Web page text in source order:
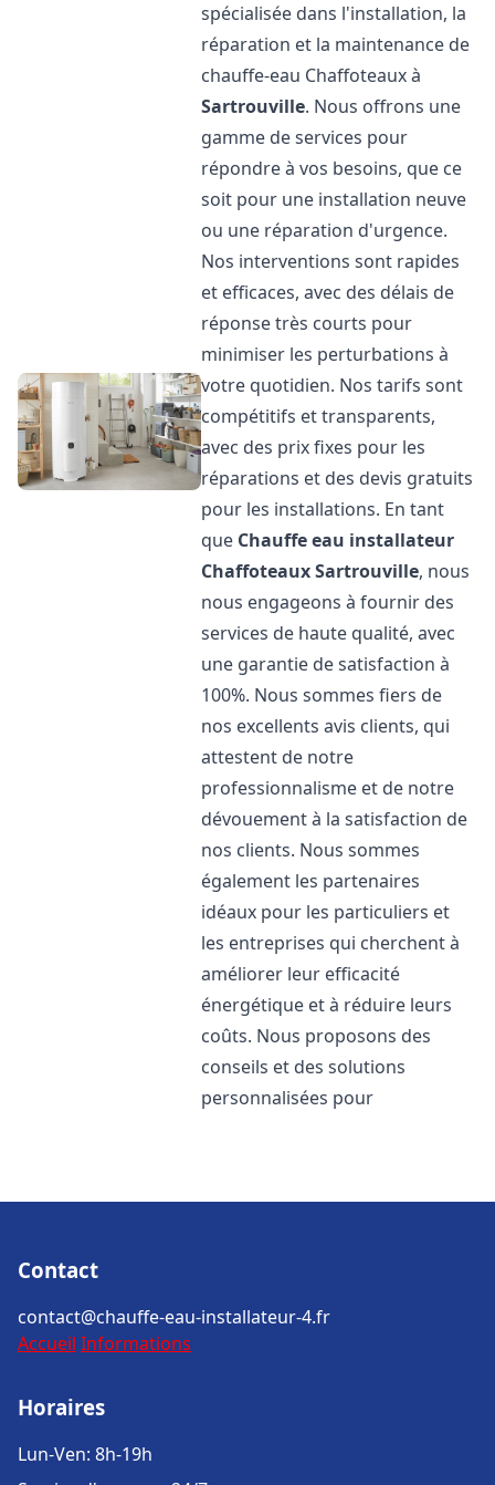
spécialisée dans l'installation, la
réparation et la maintenance de
chauffe-eau Chaffoteaux à
Sartrouville. Nous offrons une
gamme de services pour
répondre à vos besoins, que ce
soit pour une installation neuve
ou une réparation d'urgence.
Nos interventions sont rapides
et efficaces, avec des délais de
réponse très courts pour
minimiser les perturbations à
votre quotidien. Nos tarifs sont
compétitifs et transparents,
avec des prix fixes pour les
réparations et des devis gratuits
pour les installations. En tant
que Chauffe eau installateur
ChaffoteauxSartrouville, nous
nous engageons à fournir des
services de haute qualité, avec
une garantie de satisfaction à
100%. Nous sommes fiers de
nos excellents avis clients, qui
attestent de notre
professionnalisme et de notre
dévouement à la satisfaction de
nos clients. Nous sommes
également les partenaires
idéaux pour les particuliers et
les entreprises qui cherchent à
améliorer leur efficacité
énergétique et à réduire leurs
coûts. Nous proposons des
conseils et des solutions
personnalisées pour
Contact
contact@chauffe-eau-installateur-4.fr
Accueil Informations
Horaires
Lun-Ven: 8h-19h